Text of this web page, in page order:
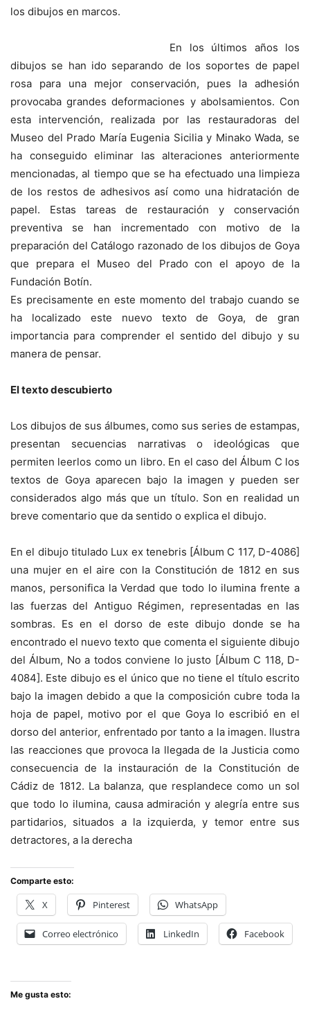
los dibujos en marcos.
En los últimos años los
dibujos se han ido separando de los soportes de papel
rosa para una mejor conservación, pues la adhesión
provocaba grandes deformaciones y abolsamientos. Con
esta intervención, realizada por las restauradoras del
Museo del Prado María Eugenia Sicilia y Minako Wada, se
ha conseguido eliminar las alteraciones anteriormente
mencionadas, al tiempo que se ha efectuado una limpieza
de los restos de adhesivos así como una hidratación de
papel. Estas tareas de restauración y conservación
preventiva se han incrementado con motivo de la
preparación del Catálogo razonado de los dibujos de Goya
que prepara el Museo del Prado con el apoyo de la
Fundación Botín.
Es precisamente en este momento del trabajo cuando se
ha localizado este nuevo texto de Goya, de gran
importancia para comprender el sentido del dibujo y su
manera de pensar.
El texto descubierto
Los dibujos de sus álbumes, como sus series de estampas,
presentan secuencias narrativas o ideológicas que
permiten leerlos como un libro. En el caso del Álbum C los
textos de Goya aparecen bajo la imagen y pueden ser
considerados algo más que un título. Son en realidad un
breve comentario que da sentido o explica el dibujo.
En el dibujo titulado Lux ex tenebris [Álbum C 117, D-4086]
una mujer en el aire con la Constitución de 1812 en sus
manos, personifica la Verdad que todo lo ilumina frente a
las fuerzas del Antiguo Régimen, representadas en las
sombras. Es en el dorso de este dibujo donde se ha
encontrado el nuevo texto que comenta el siguiente dibujo
del Álbum, No a todos conviene lo justo [Álbum C 118, D-
4084]. Este dibujo es el único que no tiene el título escrito
bajo la imagen debido a que la composición cubre toda la
hoja de papel, motivo por el que Goya lo escribió en el
dorso del anterior, enfrentado por tanto a la imagen. Ilustra
las reacciones que provoca la llegada de la Justicia como
consecuencia de la instauración de la Constitución de
Cádiz de 1812. La balanza, que resplandece como un sol
que todo lo ilumina, causa admiración y alegría entre sus
partidarios, situados a la izquierda, y temor entre sus
detractores, a la derecha
Comparte esto:
X Pinterest WhatsApp
Correo electrónico LinkedIn Facebook
Me gusta esto: